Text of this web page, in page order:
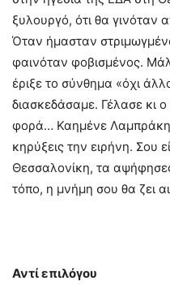
ξυλουργό, ότι θα γινόταν
Όταν ήμασταν
φαινόταν φοβισμένος.
έριξε το σύνθημα «όχι
διασκεδάσαμε. Γέλασε κι
φορά… Καημένε
κηρύξεις την ειρήνη. Σου
Θεσσαλονίκη, τα
τόπο, η μνήμη σου θα ζει
Αντί επιλόγου